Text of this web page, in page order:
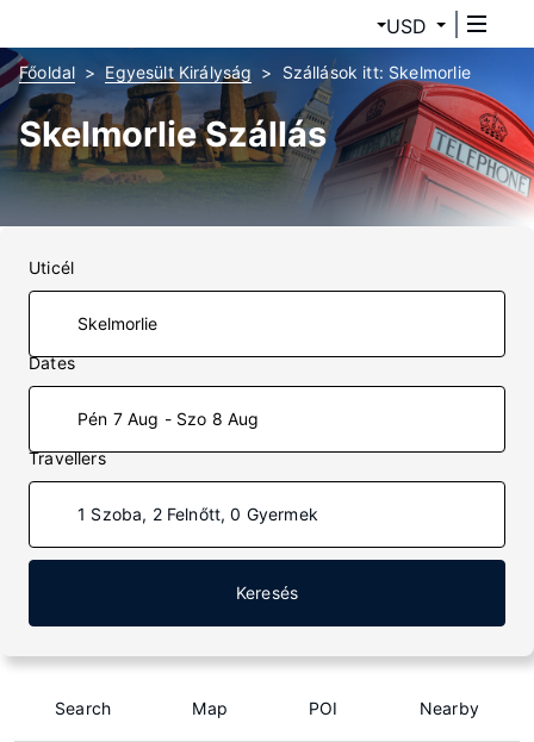
USD
Főoldal Egyesült Királyság Szállások itt: Skelmorlie
Skelmorlie Szállás
Uticél
Dates
Pén 7 Aug - Szo 8 Aug
Travellers
1 Szoba, 2 Felnőtt, 0 Gyermek
Keresés
Search Map POI Nearby